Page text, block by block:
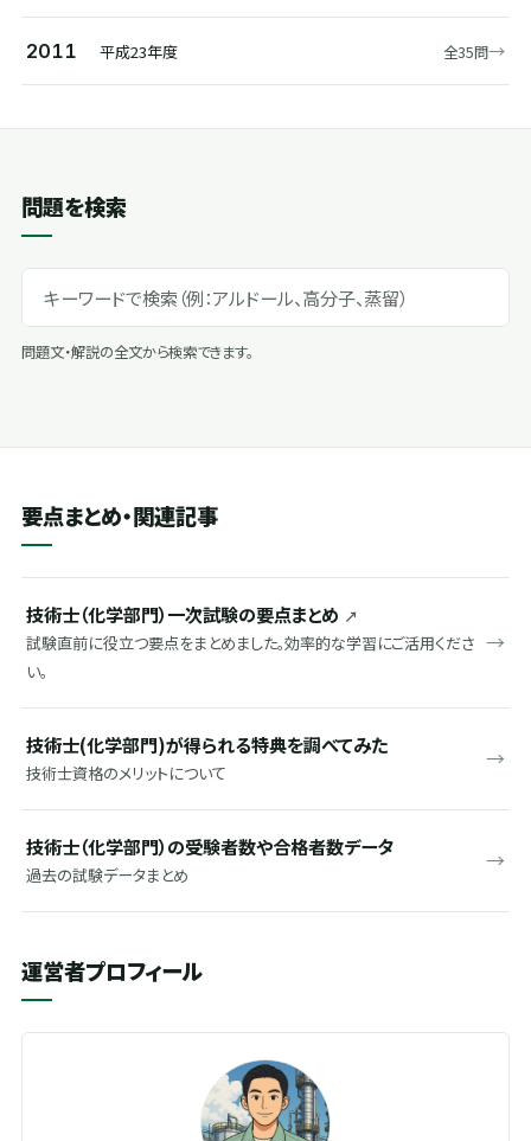
2011 平成23年度 全35問→
問題を検索
問題文・解説の全文から検索できます。
要点まとめ・関連記事
技術士（化学部門）一次試験の要点まとめ ↗
試験直前に役立つ要点をまとめました。効率的な学習にご活用くださ
い。
→
技術士(化学部門)が得られる特典を調べてみた
技術士資格のメリットについて →
技術士（化学部門）の受験者数や合格者数データ
過去の試験データまとめ →
運営者プロフィール